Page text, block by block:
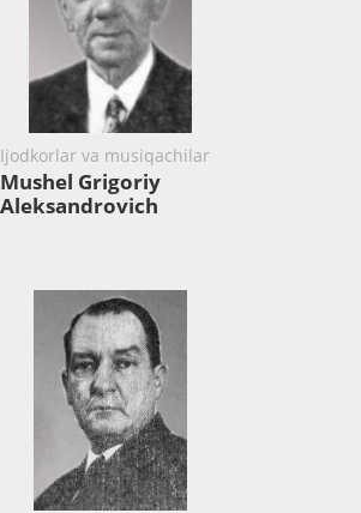
Ijodkorlar va musiqachilar
Mushel Grigoriy
Aleksandrovich